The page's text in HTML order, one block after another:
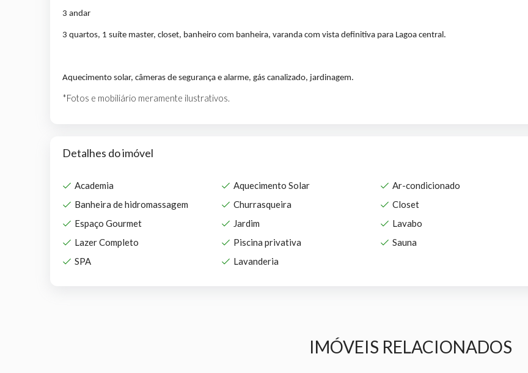
3 andar
3 quartos, 1 suíte master, closet, banheiro com banheira, varanda com vista definitiva para Lagoa central.
Aquecimento solar, câmeras de segurança e alarme, gás canalizado, jardinagem.
*Fotos e mobiliário meramente ilustrativos.
Detalhes do imóvel
Academia Aquecimento Solar
Ar-condicionado
Banheira de hidromassagem
Churrasqueira
Closet
Espaço Gourmet
Jardim
Lavabo
Lazer Completo
Piscina privativa
Sauna
SPA
Lavanderia
IMÓVEIS RELACIONADOS